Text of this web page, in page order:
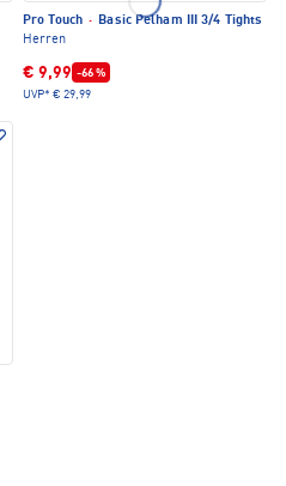
Pro Touch · Basic Pelham III 3/4 Tights
Herren
€ 9,99 -66 %
UVP* € 29,99